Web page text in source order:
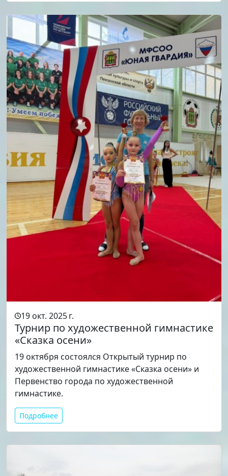
19 окт. 2025 г.
Турнир по художественной гимнастике
«Сказка осени»
19 октября состоялся Открытый турнир по
художественной гимнастике «Сказка осени» и
Первенство города по художественной
гимнастике.
Подробнее